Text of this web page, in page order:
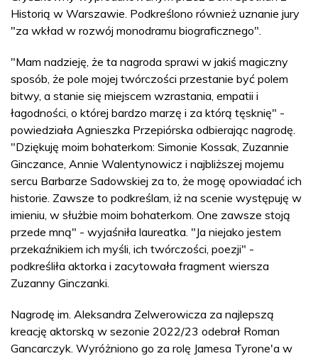
Historią w Warszawie. Podkreślono również uznanie jury
"za wkład w rozwój monodramu biograficznego".
"Mam nadzieję, że ta nagroda sprawi w jakiś magiczny
sposób, że pole mojej twórczości przestanie być polem
bitwy, a stanie się miejscem wzrastania, empatii i
łagodności, o której bardzo marzę i za którą tęsknię" -
powiedziała Agnieszka Przepiórska odbierając nagrodę.
"Dziękuję moim bohaterkom: Simonie Kossak, Zuzannie
Ginczance, Annie Walentynowicz i najbliższej mojemu
sercu Barbarze Sadowskiej za to, że mogę opowiadać ich
historie. Zawsze to podkreślam, iż na scenie występuję w
imieniu, w służbie moim bohaterkom. One zawsze stoją
przede mną" - wyjaśniła laureatka. "Ja niejako jestem
przekaźnikiem ich myśli, ich twórczości, poezji" -
podkreśliła aktorka i zacytowała fragment wiersza
Zuzanny Ginczanki.
Nagrodę im. Aleksandra Zelwerowicza za najlepszą
kreację aktorską w sezonie 2022/23 odebrał Roman
Gancarczyk. Wyróżniono go za rolę Jamesa Tyrone'a w